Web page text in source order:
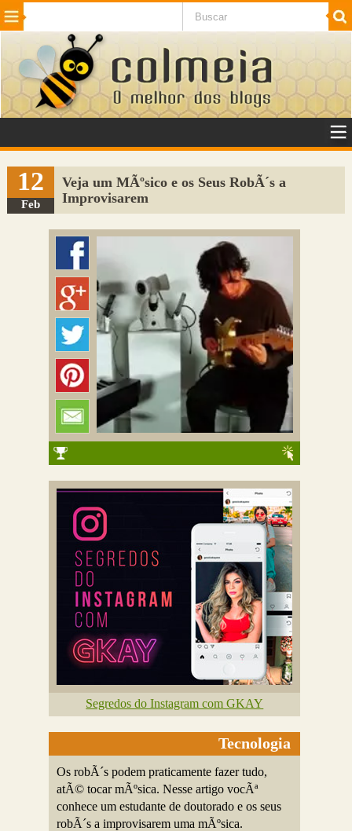
Beleza Cinema e TV
Internet Jogos NotÃ­cias SaÃºde
VeÃ­culos Adulto
Sugerir Link
Adicionar Blog
Colmeia Exchange
12
Feb
Veja um MÃºsico e os Seus RobÃ´s a
Improvisarem
Segredos do Instagram com GKAY
Tecnologia
Os robÃ´s podem praticamente fazer tudo,
atÃ© tocar mÃºsica. Nesse artigo vocÃª
conhece um estudante de doutorado e os seus
robÃ´s a improvisarem uma mÃºsica.